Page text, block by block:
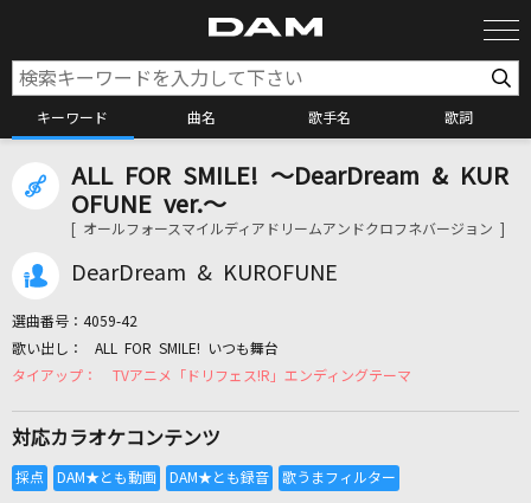
キーワード 曲名 歌手名 歌詞
カラオケ検索
カラオケ店舗検索
カラオケリクエスト
リアルタイムで歌われている曲の一覧
ALL FOR SMILE! ～DearDream & KUR
OFUNE ver.～
[ オールフォースマイルディアドリームアンドクロフネバージョン ]
DearDream & KUROFUNE
選曲番号： 4059-42
ALL FOR SMILE! いつも舞台
TVアニメ「ドリフェス!R」エンディングテーマ
対応カラオケコンテンツ